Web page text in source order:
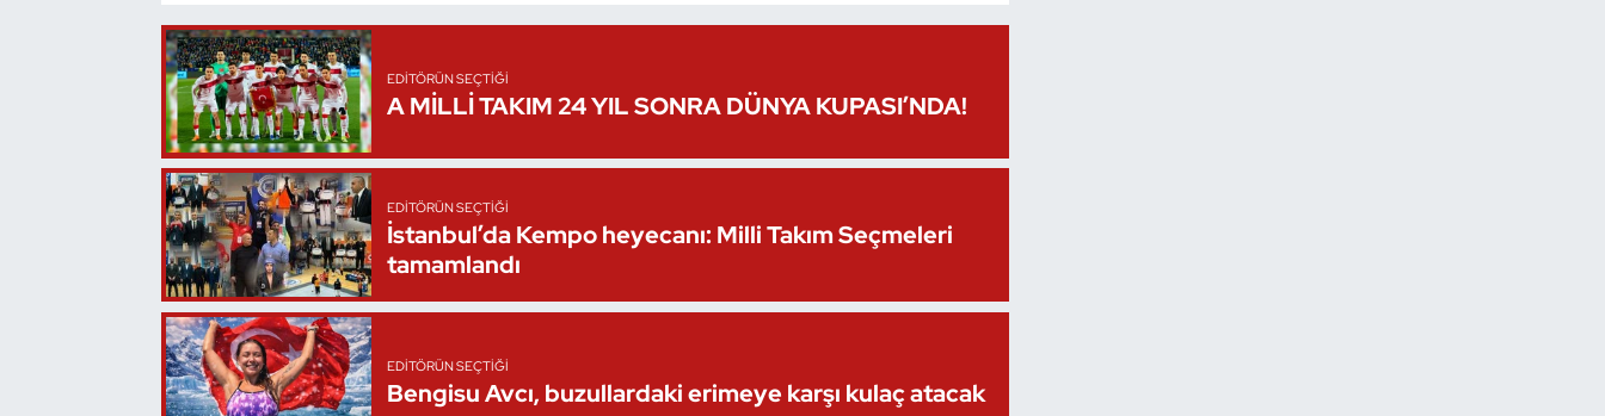
EDITÖRÜN SEÇTIĞI
A MİLLİ TAKIM 24 YIL SONRA DÜNYA KUPASI’NDA!
EDITÖRÜN SEÇTIĞI
İstanbul’da Kempo heyecanı: Milli Takım Seçmeleri
tamamlandı
EDITÖRÜN SEÇTIĞI
Bengisu Avcı, buzullardaki erimeye karşı kulaç atacak
Oryantiring
Özel Sporcular
Paralimpik